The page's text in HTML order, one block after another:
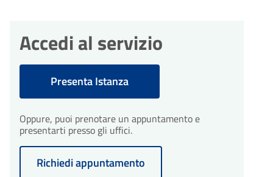
Accedi al servizio
Presenta Istanza
Oppure, puoi prenotare un appuntamento e
presentarti presso gli uffici.
Richiedi appuntamento